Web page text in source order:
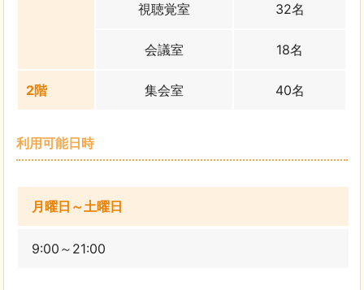
視聴覚室 32名
会議室 18名
2階 集会室 40名
利用可能日時
月曜日～土曜日
9:00～21:00